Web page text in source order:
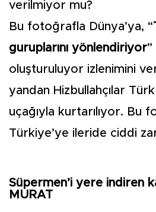
verilmiyor mu?
Bu fotoğrafla Dünya’ya, “
guruplarını yönlendiriyor
oluşturuluyor izlenimini
yandan Hizbullahçılar
uçağıyla kurtarılıyor. Bu
Türkiye’ye ileride ciddi
Süpermen’i yere indiren
MURAT